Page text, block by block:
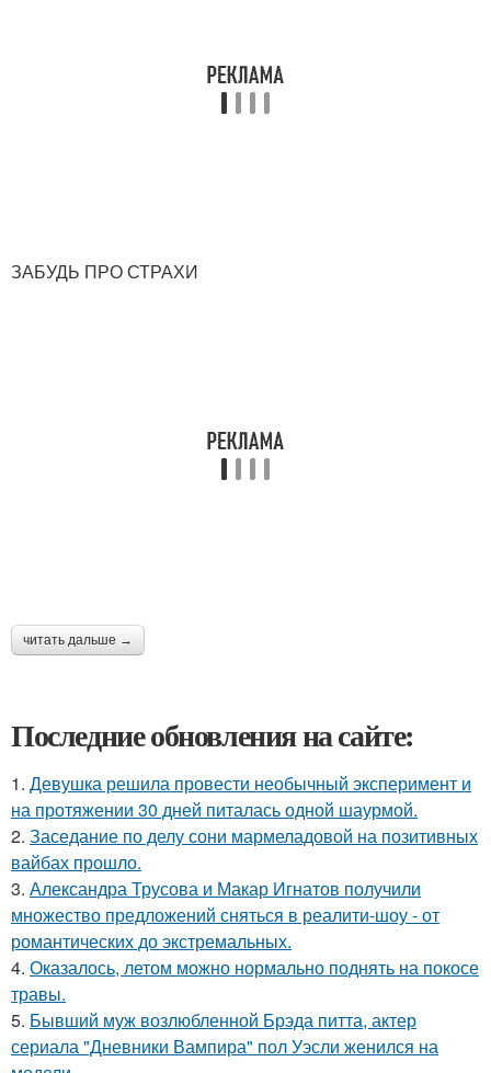
ЗАБУДЬ ПРО СТРАХИ
читать дальше →
Последние обновления на сайте:
1. Девушка решила провести необычный эксперимент и
на протяжении 30 дней питалась одной шаурмой.
2. Заседание по делу сони мармеладовой на позитивных
вайбах прошло.
3. Александра Трусова и Макар Игнатов получили
множество предложений сняться в реалити-шоу - от
романтических до экстремальных.
4. Оказалось, летом можно нормально поднять на покосе
травы.
5. Бывший муж возлюбленной Брэда питта, актер
сериала "Дневники Вампира" пол Уэсли женился на